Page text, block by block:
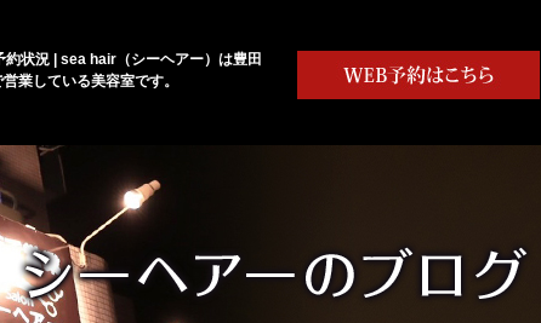
約状況 | sea hair（シーヘアー）は豊田
業している美容室です。